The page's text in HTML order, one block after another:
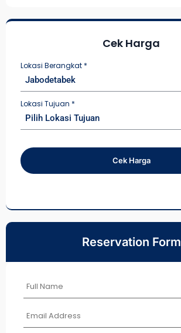
Cek Harga
Lokasi Berangkat *
Jabodetabek
Lokasi Tujuan *
Pilih Lokasi Tujuan
Cek Harga
Reservation Form